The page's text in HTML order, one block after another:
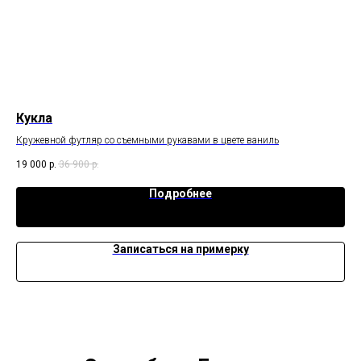
Кукла
Кружевной футляр со съемными рукавами в цвете ваниль
19 000 р. 36 900 р.
Подробнее
Записаться на примерку